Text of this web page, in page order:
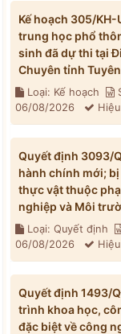
Kế hoạch 305/
trung học phổ
sinh đã dự thi tại
Chuyên tỉnh
Loại: Kế hoạch
06/08/2026
Quyết định 3093/
hành chính mới;
thực vật thuộc
nghiệp và Môi
Loại: Quyết định
06/08/2026
Quyết định 1493/
trình khoa học,
đặc biệt về công